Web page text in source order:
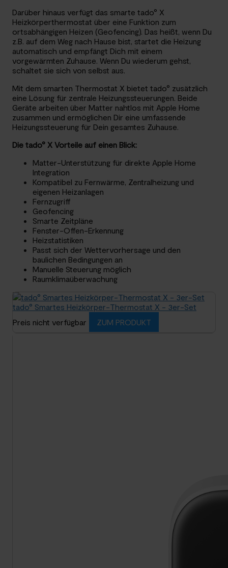
Darüber hinaus verfügt das smarte tado° X
Heizkörperthermostat über eine Funktion zum
ortsabhängigen Heizen (Geofencing). Das heißt, wenn Du
z.B. auf dem Weg nach Hause bist, startet die Heizung
automatisch und empfängt Dich mit einem
vorgewärmten Zuhause. Wenn Du wiederum gehst,
schaltet sie sich von selbst aus.
Mit dem smarten Thermostat X bietet tado° zusätzlich
eine Lösung für zentrale Heizungssteuerungen. Beide
Geräte arbeiten über Matter nahtlos mit Apple Home
zusammen und ermöglichen Dir eine umfassende
Heizungssteuerung für Dein gesamtes Zuhause.
Die tado° X Vorteile auf einen Blick:
Matter-Unterstützung für direkte Apple Home
Integration
Kompatibel zu Fernwärme, Zentralheizung und
eigenen Heizanlagen
Fernzugriff
Geofencing
Smarte Zeitpläne
Fenster-Offen-Erkennung
Heizstatistiken
Passt sich der Wettervorhersage und den
baulichen Bedingungen an
Manuelle Steuerung möglich
Raumklimaüberwachung
tado° Smartes Heizkörper-Thermostat X - 3er-Set
Preis nicht verfügbar
ZUM PRODUKT